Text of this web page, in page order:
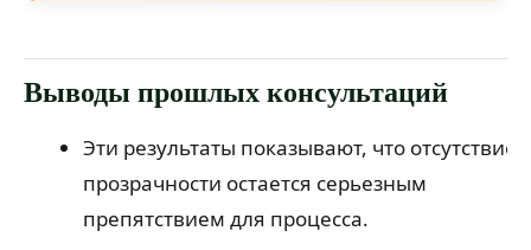
Выводы прошлых консультаций
Эти результаты показывают, что отсутствие
прозрачности остается серьезным
препятствием для процесса.